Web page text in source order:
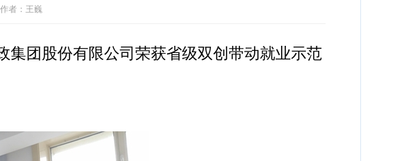
者：王巍
团股份有限公司荣获省级双创带动就业示范